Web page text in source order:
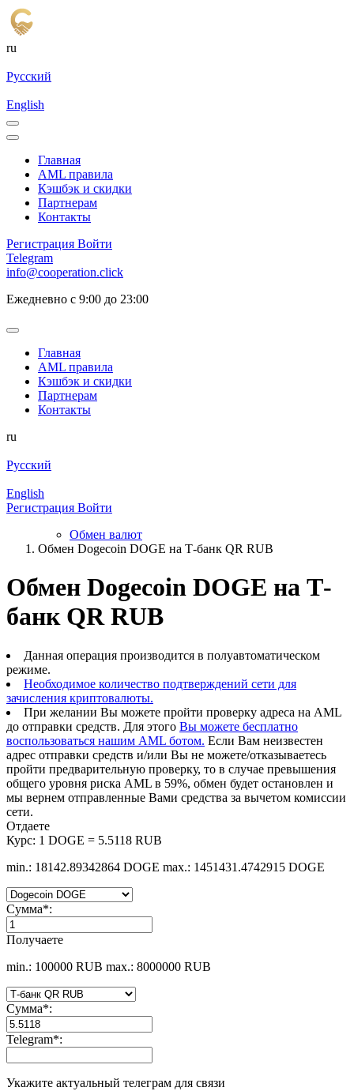
ru
Русский
English
Главная
AML правила
Кэшбэк и cкидки
Партнерам
Контакты
Регистрация Войти
Telegram
info@cooperation.click
Ежедневно с 9:00 до 23:00
Главная
AML правила
Кэшбэк и cкидки
Партнерам
Контакты
ru
Русский
English
Регистрация Войти
Обмен валют
Обмен Dogecoin DOGE на Т-банк QR RUB
Обмен Dogecoin DOGE на Т-
банк QR RUB
Данная операция производится в полуавтоматическом
режиме.
Необходимое количество подтверждений сети для
зачисления криптовалюты.
При желании Вы можете пройти проверку адреса на AML
до отправки средств. Для этого Вы можете бесплатно
воспользоваться нашим AML ботом. Если Вам неизвестен
адрес отправки средств и/или Вы не можете/отказываетесь
пройти предварительную проверку, то в случае превышения
общего уровня риска AML в 59%, обмен будет остановлен и
мы вернем отправленные Вами средства за вычетом комиссии
сети.
Отдаете
Курс: 1 DOGE = 5.5118 RUB
min.: 18142.89342864 DOGE max.: 1451431.4742915 DOGE
Сумма*:
Получаете
min.: 100000 RUB max.: 8000000 RUB
Сумма*:
Telegram*:
Укажите актуальный телеграм для связи